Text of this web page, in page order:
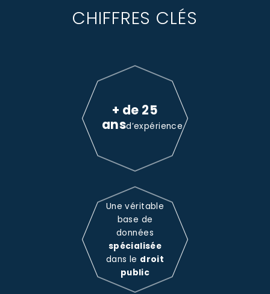
CHIFFRES CLÉS
+ de 25
ansd’expérience
Une véritable
base de
données
spécialisée
dans le droit
public